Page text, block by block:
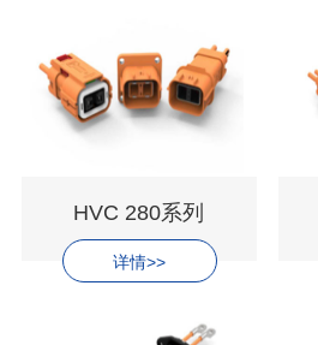
HVC 280系列
详情>>